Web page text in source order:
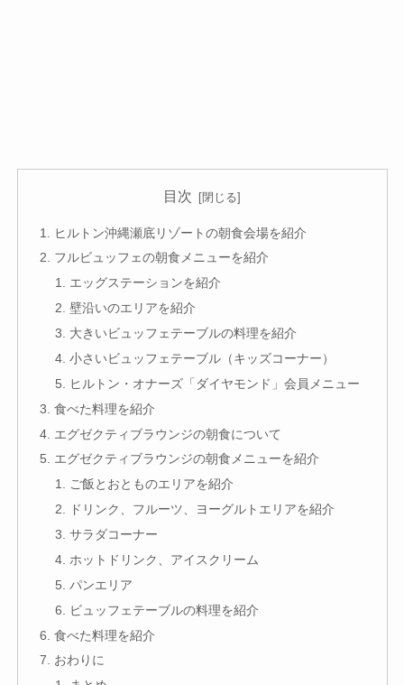
目次
ヒルトン沖縄瀬底リゾートの朝食会場を紹介
フルビュッフェの朝食メニューを紹介
エッグステーションを紹介
壁沿いのエリアを紹介
大きいビュッフェテーブルの料理を紹介
小さいビュッフェテーブル（キッズコーナー）
ヒルトン・オナーズ「ダイヤモンド」会員メニュー
食べた料理を紹介
エグゼクティブラウンジの朝食について
エグゼクティブラウンジの朝食メニューを紹介
ご飯とおとものエリアを紹介
ドリンク、フルーツ、ヨーグルトエリアを紹介
サラダコーナー
ホットドリンク、アイスクリーム
パンエリア
ビュッフェテーブルの料理を紹介
食べた料理を紹介
おわりに